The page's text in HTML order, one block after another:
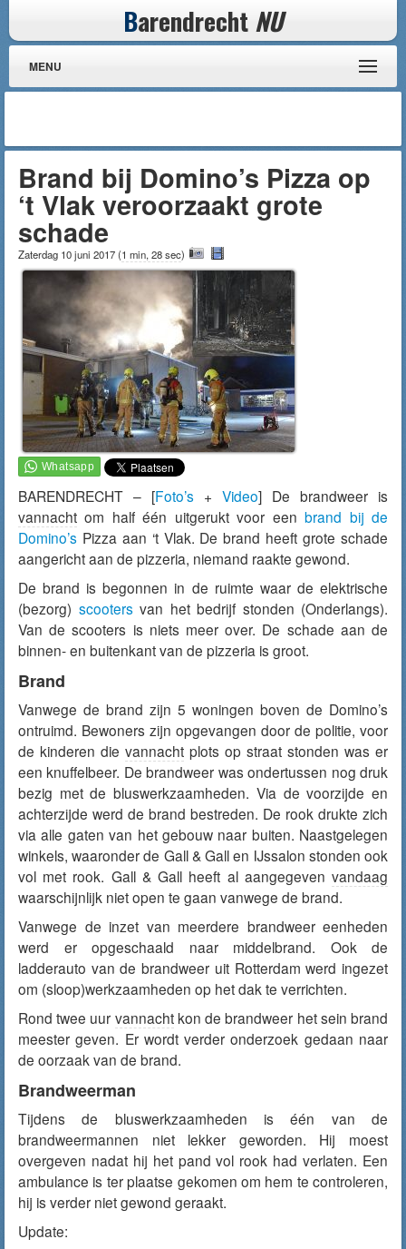
Barendrecht NU
MENU
Brand bij Domino’s Pizza op
‘t Vlak veroorzaakt grote
schade
Zaterdag 10 juni 2017(1 min, 28 sec)
BARENDRECHT – [Foto’s + Video] De brandweer is
vannacht om half één uitgerukt voor eenbrand bij de
Domino’s Pizza aan ‘t Vlak. De brand heeft grote schade
aangericht aan de pizzeria, niemand raakte gewond.
De brand is begonnen in de ruimte waar de elektrische
(bezorg) scootersvan het bedrijf stonden (Onderlangs).
Van de scooters is niets meer over. De schade aan de
binnen- en buitenkant van de pizzeria is groot.
Brand
Vanwege de brand zijn 5 woningen boven de Domino’s
ontruimd. Bewoners zijn opgevangen door de politie, voor
de kinderen die vannacht plots op straat stonden was er
een knuffelbeer. De brandweer was ondertussen nog druk
bezig met de bluswerkzaamheden. Via de voorzijde en
achterzijde werd de brand bestreden. De rook drukte zich
via alle gaten van het gebouw naar buiten. Naastgelegen
winkels, waaronder de Gall & Gall en IJssalon stonden ook
vol met rook. Gall & Gall heeft al aangegeven vandaag
waarschijnlijk niet open te gaan vanwege de brand.
Vanwege de inzet van meerdere brandweer eenheden
werd er opgeschaald naar middelbrand. Ook de
ladderauto van de brandweer uit Rotterdam werd ingezet
om (sloop)werkzaamheden op het dak te verrichten.
Rond twee uur vannachtkon de brandweer het sein brand
meester geven. Er wordt verder onderzoek gedaan naar
de oorzaak van de brand.
Brandweerman
Tijdens de bluswerkzaamheden is één van de
brandweermannen niet lekker geworden. Hij moest
overgeven nadat hij het pand vol rook had verlaten. Een
ambulance is ter plaatse gekomen om hem te controleren,
hij is verder niet gewond geraakt.
Update: